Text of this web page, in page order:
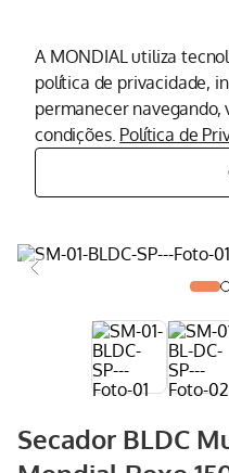
A MONDIAL utiliza
política de privacidade,
permanecer navegando,
condições. Política de
O que você procura?
Secador BLDC
2º Air Fryer
Assistencia Tecnica
Liquidificador
Secador
7º Panificadora